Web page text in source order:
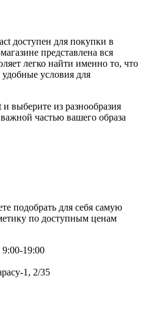
доступен для покупки в
представлена вся
легко найти именно то, что
условия для
выберите из разнообразия
частью вашего образа
подобрать для себя самую
по доступным ценам
19:00
1, 2/35